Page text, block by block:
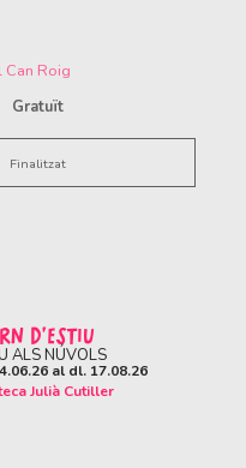
Can Roig
Gratuït
Finalitzat
D'ESTIU
ALS NÚVOLS
al dl. 17.08.26
Julià Cutiller